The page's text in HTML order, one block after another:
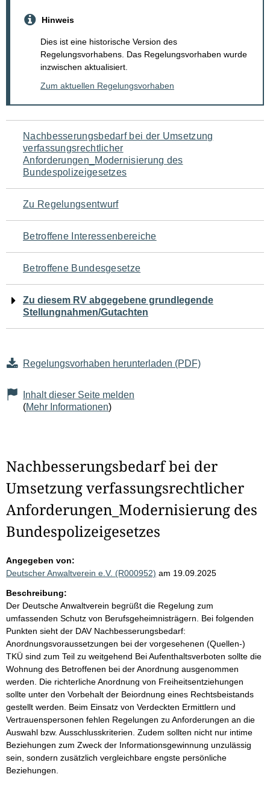
Hinweis
Dies ist eine historische Version des
Regelungsvorhabens. Das Regelungsvorhaben wurde
inzwischen aktualisiert.
Zum aktuellen Regelungsvorhaben
Navigation
für
den
Seiteninhalt
Nachbesserungsbedarf bei der Umsetzung
verfassungsrechtlicher
Anforderungen_Modernisierung des
Bundespolizeigesetzes
Zu Regelungsentwurf
Betroffene Interessenbereiche
Betroffene Bundesgesetze
Zu diesem RV abgegebene grundlegende
Stellungnahmen/Gutachten
Regelungsvorhaben herunterladen (PDF)
Inhalt dieser Seite melden
(Mehr Informationen)
Nachbesserungsbedarf bei der
Umsetzung verfassungsrechtlicher
Anforderungen_Modernisierung des
Bundespolizeigesetzes
Angegeben von:
Deutscher Anwaltverein e.V. (R000952) am 19.09.2025
Beschreibung:
Der Deutsche Anwaltverein begrüßt die Regelung zum
umfassenden Schutz von Berufsgeheimnisträgern. Bei folgenden
Punkten sieht der DAV Nachbesserungsbedarf:
Anordnungsvoraussetzungen bei der vorgesehenen (Quellen-)
TKÜ sind zum Teil zu weitgehend Bei Aufenthaltsverboten sollte die
Wohnung des Betroffenen bei der Anordnung ausgenommen
werden. Die richterliche Anordnung von Freiheitsentziehungen
sollte unter den Vorbehalt der Beiordnung eines Rechtsbeistands
gestellt werden. Beim Einsatz von Verdeckten Ermittlern und
Vertrauenspersonen fehlen Regelungen zu Anforderungen an die
Auswahl bzw. Ausschlusskriterien. Zudem sollten nicht nur intime
Beziehungen zum Zweck der Informationsgewinnung unzulässig
sein, sondern zusätzlich vergleichbare engste persönliche
Beziehungen.